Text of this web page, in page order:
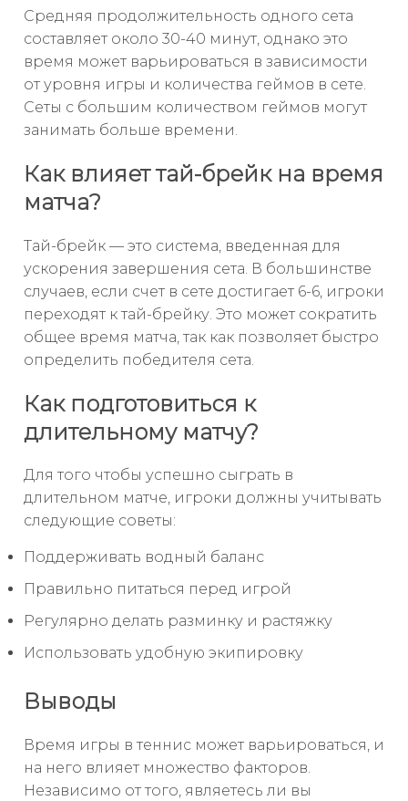
Средняя продолжительность одного сета
составляет около 30-40 минут, однако это
время может варьироваться в зависимости
от уровня игры и количества геймов в сете.
Сеты с большим количеством геймов могут
занимать больше времени.
Как влияет тай-брейк на время
матча?
Тай-брейк — это система, введенная для
ускорения завершения сета. В большинстве
случаев, если счет в сете достигает 6-6, игроки
переходят к тай-брейку. Это может сократить
общее время матча, так как позволяет быстро
определить победителя сета.
Как подготовиться к
длительному матчу?
Для того чтобы успешно сыграть в
длительном матче, игроки должны учитывать
следующие советы:
Поддерживать водный баланс
Правильно питаться перед игрой
Регулярно делать разминку и растяжку
Использовать удобную экипировку
Выводы
Время игры в теннис может варьироваться, и
на него влияет множество факторов.
Независимо от того, являетесь ли вы